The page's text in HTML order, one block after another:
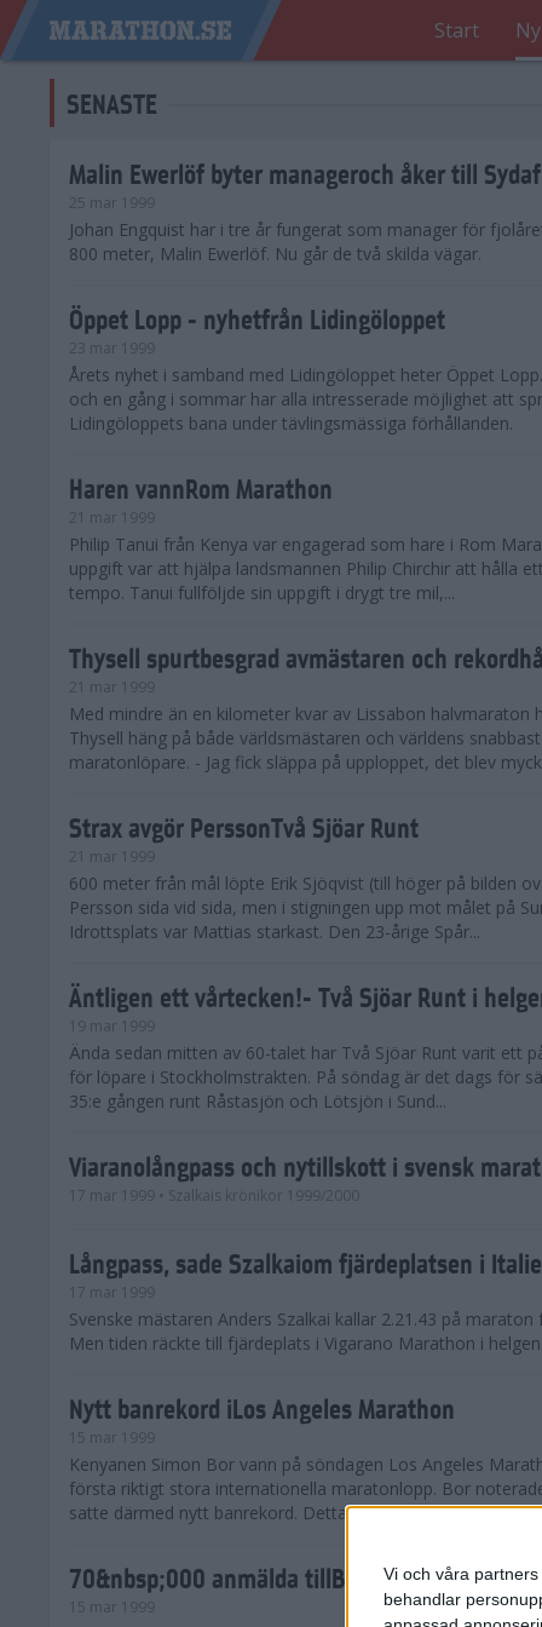
Vi och våra
behandlar
Start
SENASTE
Malin Ewerlöf byter manageroch åker till
25 mar 1999
Johan Engquist har i tre år fungerat som manager för
800 meter, Malin Ewerlöf. Nu går de två skilda vägar.
Öppet Lopp - nyhetfrån Lidingöloppet
23 mar 1999
Årets nyhet i samband med Lidingöloppet heter Öppet
och en gång i sommar har alla intresserade möjlighet att
Lidingöloppets bana under tävlingsmässiga förhållanden.
Haren vannRom Marathon
21 mar 1999
Philip Tanui från Kenya var engagerad som hare i Rom
uppgift var att hjälpa landsmannen Philip Chirchir att hålla
tempo. Tanui fullföljde sin uppgift i drygt tre mil,...
Thysell spurtbesgrad avmästaren och
21 mar 1999
Med mindre än en kilometer kvar av Lissabon halvmaraton
Thysell häng på både världsmästaren och världens
maratonlöpare. - Jag fick släppa på upploppet, det blev
Strax avgör PerssonTvå Sjöar Runt
21 mar 1999
600 meter från mål löpte Erik Sjöqvist (till höger på bilden
Persson sida vid sida, men i stigningen upp mot målet på
Idrottsplats var Mattias starkast. Den 23-årige Spår...
Äntligen ett vårtecken!- Två Sjöar Runt i
19 mar 1999
Ända sedan mitten av 60-talet har Två Sjöar Runt varit ett
för löpare i Stockholmstrakten. På söndag är det dags för
35:e gången runt Råstasjön och Lötsjön i Sund...
Viaranolångpass och nytillskott i svensk
17 mar 1999 • Szalkais krönikor 1999/2000
Långpass, sade Szalkaiom fjärdeplatsen i
17 mar 1999
Svenske mästaren Anders Szalkai kallar 2.21.43 på maraton
Men tiden räckte till fjärdeplats i Vigarano Marathon i helgen.
Nytt banrekord iLos Angeles Marathon
15 mar 1999
Kenyanen Simon Bor vann på söndagen Los Angeles
första riktigt stora internationella maratonlopp. Bor
satte därmed nytt banrekord. Detta var hans tredje mara...
70&nbsp;000 anmälda tillBroloppet år 2000
15 mar 1999